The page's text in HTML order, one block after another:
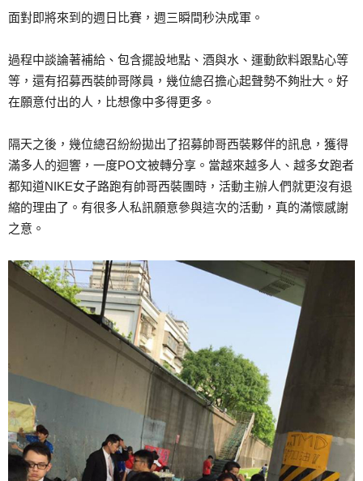
面對即將來到的週日比賽，週三瞬間秒決成軍。
過程中談論著補給、包含擺設地點、酒與水、運動飲料跟點心等
等，還有招募西裝帥哥隊員，幾位總召擔心起聲勢不夠壯大。好
在願意付出的人，比想像中多得更多。
隔天之後，幾位總召紛紛拋出了招募帥哥西裝夥伴的訊息，獲得
滿多人的迴響，一度PO文被轉分享。當越來越多人、越多女跑者
都知道NIKE女子路跑有帥哥西裝團時，活動主辦人們就更沒有退
縮的理由了。有很多人私訊願意參與這次的活動，真的滿懷感謝
之意。